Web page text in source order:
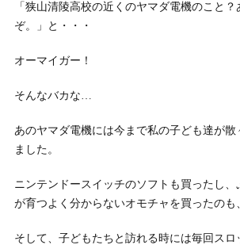
「狭山清陵高校の近くのヤマダ電機のこと
ぞ。」と・・・
オーマイガー！
そんなバカな…
あのヤマダ電機には今まで私の子ども達が
ました。
ニンテンドースイッチのソフトも買ったし
が育つよく分からないオモチャを買ったのも
そして、子どもたちと訪れる時には毎回スロ